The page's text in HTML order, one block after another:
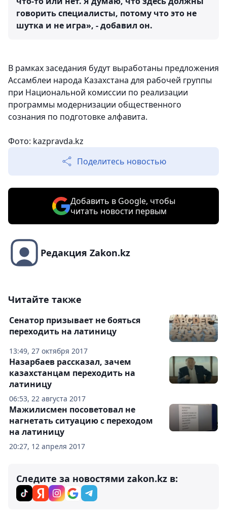
говорить специалисты, потому что это не
шутка и не игра», - добавил он.
В рамках заседания будут выработаны предложения
Ассамблеи народа Казахстана для рабочей группы
при Национальной комиссии по реализации
программы модернизации общественного
сознания по подготовке алфавита.
Фото: kazpravda.kz
Поделитесь новостью
Добавить в Google, чтобы
читать новости первым
Редакция Zakon.kz
Читайте также
13:49, 27 октября 2017
Сенатор призывает не бояться
переходить на латиницу
06:53, 22 августа 2017
Назарбаев рассказал, зачем
казахстанцам переходить на
латиницу
20:27, 12 апреля 2017
Мажилисмен посоветовал не
нагнетать ситуацию с переходом
на латиницу
Следите за новостями zakon.kz в: